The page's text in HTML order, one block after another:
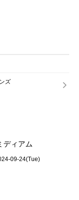
ズ
ディアム
09-24(Tue)